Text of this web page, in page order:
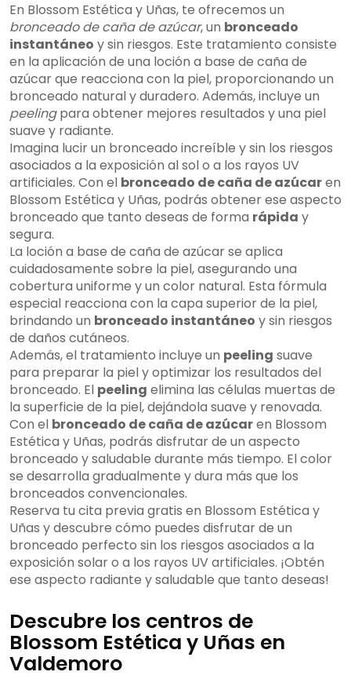
En Blossom Estética y Uñas, te ofrecemos un
bronceado de caña de azúcar, un bronceado
instantáneo y sin riesgos. Este tratamiento consiste
en la aplicación de una loción a base de caña de
azúcar que reacciona con la piel, proporcionando un
bronceado natural y duradero. Además, incluye un
peelingpara obtener mejores resultados y una piel
suave y radiante.
Imagina lucir un bronceado increíble y sin los riesgos
asociados a la exposición al sol o a los rayos UV
artificiales. Con el bronceado de caña de azúcaren
Blossom Estética y Uñas, podrás obtener ese aspecto
bronceado que tanto deseas de forma rápida y
segura.
La loción a base de caña de azúcar se aplica
cuidadosamente sobre la piel, asegurando una
cobertura uniforme y un color natural. Esta fórmula
especial reacciona con la capa superior de la piel,
brindando un bronceado instantáneo y sin riesgos
de daños cutáneos.
Además, el tratamiento incluye un peeling suave
para preparar la piel y optimizar los resultados del
bronceado. El peeling elimina las células muertas de
la superficie de la piel, dejándola suave y renovada.
Con el bronceado de caña de azúcaren Blossom
Estética y Uñas, podrás disfrutar de un aspecto
bronceado y saludable durante más tiempo. El color
se desarrolla gradualmente y dura más que los
bronceados convencionales.
Reserva tu cita previa gratis en Blossom Estética y
Uñas y descubre cómo puedes disfrutar de un
bronceado perfecto sin los riesgos asociados a la
exposición solar o a los rayos UV artificiales. ¡Obtén
ese aspecto radiante y saludable que tanto deseas!
Descubre los centros de
Blossom Estética y Uñas en
Valdemoro